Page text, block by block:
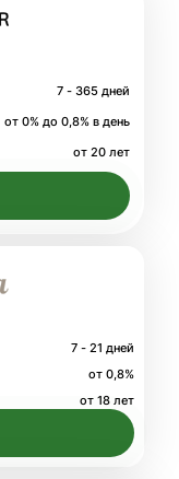
7 - 365 дней
от 0% до 0,8% в день
от 20 лет
7 - 21 дней
от 0,8%
от 18 лет